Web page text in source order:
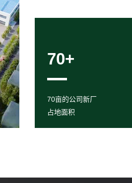
70+
70亩的公司新厂
占地面积